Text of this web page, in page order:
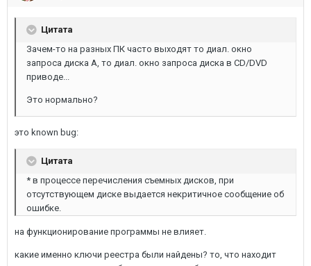
Цитата
Зачем-то на разных ПК часто выходят то диал. окно
запроса диска А, то диал. окно запроса диска в CD/DVD
приводе...
Это нормально?
это known bug:
Цитата
* в процессе перечисления съемных дисков, при
отсутствующем диске выдается некритичное сообщение об
ошибке.
на функционирование программы не влияет.
какие именно ключи реестра были найдены? то, что находит